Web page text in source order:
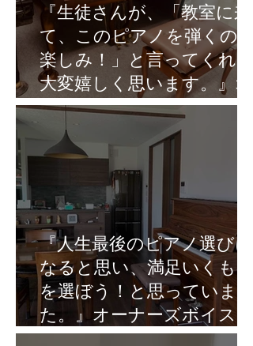
『生徒さんが、「教室に来
て、このピアノを弾くのが
楽しみ！」と言ってくれて
大変嬉しく思います。』オ
ーナーズボイスVol.10
『人生最後のピアノ選びに
なると思い、満足いくもの
を選ぼう！と思っていまし
た。』オーナーズボイス
Vol.9